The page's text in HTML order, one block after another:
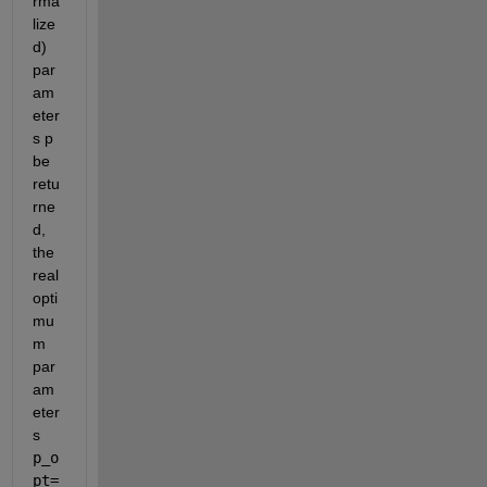
lize
d)
par
am
eter
s p
be
retu
rne
d,
the
real
opti
mu
m
par
am
eter
s
p_o
pt=